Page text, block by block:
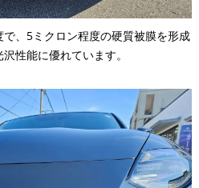
、5ミクロン程度の硬質被膜を形成
性能に優れています。